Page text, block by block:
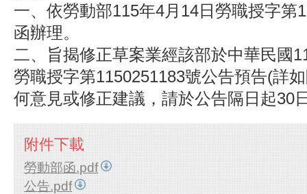
一、依勞動部115年4月14日勞職授字第
函辦理。
二、旨揭修正草案業經該部於中華民國
勞職授字第1150251183號公告預告(詳
何意見或修正建議，請於公告隔日起30
附件下載
勞動部函.pdf
公告.pdf